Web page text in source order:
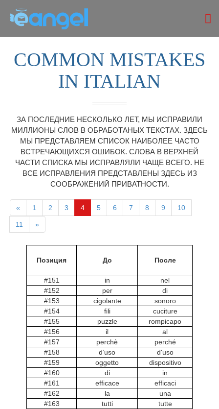
COMMON MISTAKES
IN ITALIAN
ЗА ПОСЛЕДНИЕ НЕСКОЛЬКО ЛЕТ, МЫ ИСПРАВИЛИ
МИЛЛИОНЫ СЛОВ В ОБРАБОТАНЫХ ТЕКСТАХ. ЗДЕСЬ
МЫ ПРЕДСТАВЛЯЕМ СПИСОК НАИБОЛЕЕ ЧАСТО
ВСТРЕЧАЮЩИХСЯ ОШИБОК. СЛОВА В ВЕРХНЕЙ
ЧАСТИ СПИСКА МЫ ИСПРАВЛЯЛИ ЧАЩЕ ВСЕГО. НЕ
ВСЕ ИСПРАВЛЕНИЯ ПРЕДСТАВЛЕНЫ ЗДЕСЬ ИЗ
СООБРАЖЕНИЙ ПРИВАТНОСТИ.
« 1 2 3 4 5 6 7 8 9 10
11 »
Позиция До После
#151 in
nel
#152
per
di
#153
cigolante
sonoro
#154
fili
cuciture
#155
puzzle
rompicapo
#156
il
al
#157
perchè
perché
#158
d’uso
d'uso
#159
oggetto
dispositivo
#160
di
in
#161
efficace
efficaci
#162
la
una
#163
tutti
tutte